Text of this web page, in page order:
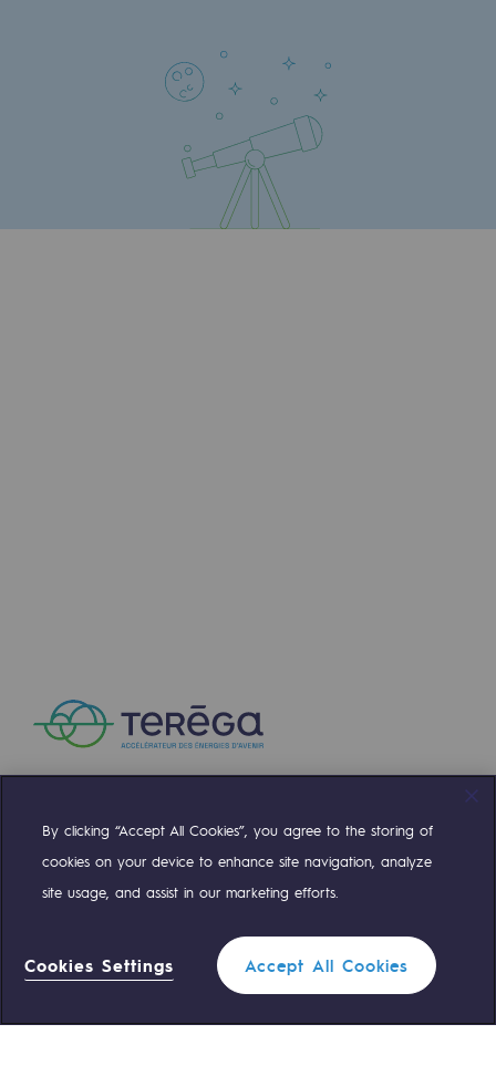
Stratégie & Innovation
Stratégie & Innovation
Notre stratégie d’innovation
Notre stratégie d’innovation
Objectif Recherche & Innovation :
Documentation
Evénements
Les actions soutenues par Teréga
Compte TwitterCompte Facebook
Compte LinkedinCompte Youtube
Standard Teréga 0 559 133 400
By clicking “Accept All Cookies”, you agree to the storing of
cookies on your device to enhance site navigation, analyze
site usage, and assist in our marketing efforts.
Cookies Settings Accept All Cookies